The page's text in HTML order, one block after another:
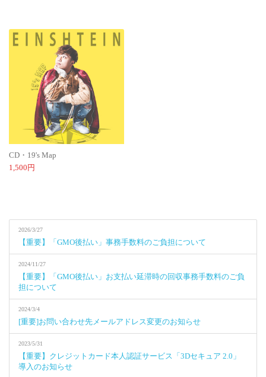
CD・19's Map
1,500円
2026/3/27
【重要】「GMO後払い」事務手数料のご負担について
2024/11/27
【重要】「GMO後払い」お支払い延滞時の回収事務手数料のご負
担について
2024/3/4
[重要]お問い合わせ先メールアドレス変更のお知らせ
2023/5/31
【重要】クレジットカード本人認証サービス「3Dセキュア 2.0」
導入のお知らせ